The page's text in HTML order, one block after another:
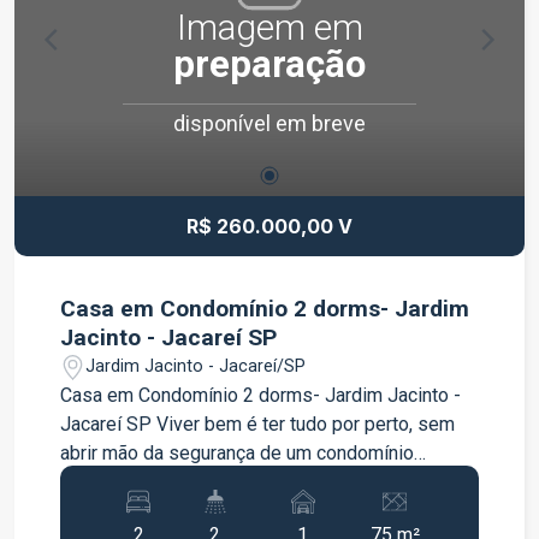
Imagem em
preparação
disponível em breve
R$ 260.000,00 V
Casa em Condomínio 2 dorms- Jardim
Jacinto - Jacareí SP
Jardim Jacinto - Jacareí/SP
Casa em Condomínio 2 dorms- Jardim Jacinto -
Jacareí SP Viver bem é ter tudo por perto, sem
abrir mão da segurança de um condomínio
fechado. Este sobrado é perfeito para quem
busca praticidade e qualidade de vida. Conheça